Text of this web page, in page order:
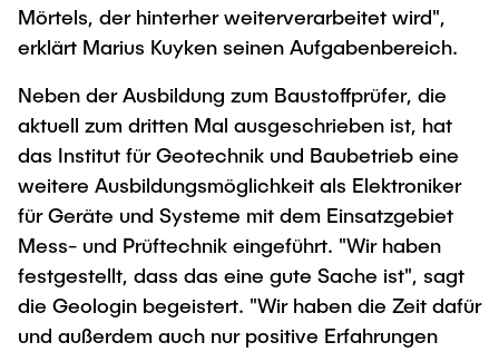
Mörtels, der hinterher weiterverarbeitet wird",
erklärt Marius Kuyken seinen Aufgabenbereich.
Neben der Ausbildung zum Baustoffprüfer, die
aktuell zum dritten Mal ausgeschrieben ist, hat
das Institut für Geotechnik und Baubetrieb eine
weitere Ausbildungsmöglichkeit als Elektroniker
für Geräte und Systeme mit dem Einsatzgebiet
Mess- und Prüftechnik eingeführt. "Wir haben
festgestellt, dass das eine gute Sache ist", sagt
die Geologin begeistert. "Wir haben die Zeit dafür
und außerdem auch nur positive Erfahrungen